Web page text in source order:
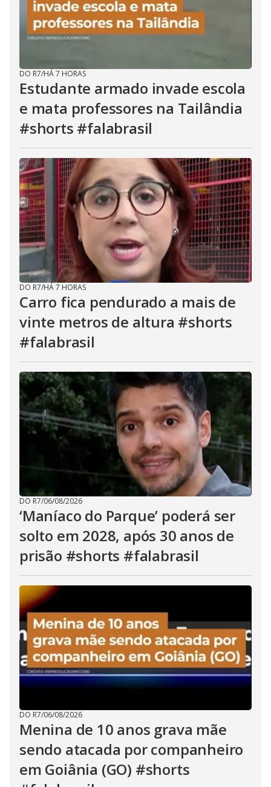
DO R7/HÁ 7 HORAS
Estudante armado invade escola
e mata professores na Tailândia
#shorts #falabrasil
DO R7/HÁ 7 HORAS
Carro fica pendurado a mais de
vinte metros de altura #shorts
#falabrasil
DO R7/06/08/2026
‘Maníaco do Parque’ poderá ser
solto em 2028, após 30 anos de
prisão #shorts #falabrasil
DO R7/06/08/2026
Menina de 10 anos grava mãe
sendo atacada por companheiro
em Goiânia (GO) #shorts